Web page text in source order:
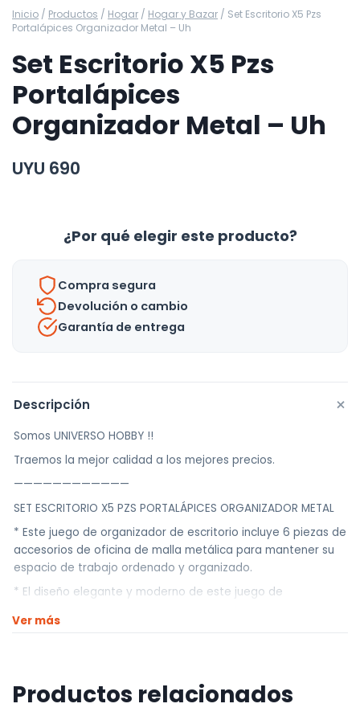
Inicio / Productos / Hogar / Hogar y Bazar / Set Escritorio X5 Pzs
Portalápices Organizador Metal – Uh
Set Escritorio X5 Pzs
Portalápices
Organizador Metal – Uh
UYU 690
¿Por qué elegir este producto?
Compra segura
Devolución o cambio
Garantía de entrega
Descripción +
Somos UNIVERSO HOBBY !!
Traemos la mejor calidad a los mejores precios.
————————————
SET ESCRITORIO X5 PZS PORTALÁPICES ORGANIZADOR METAL
* Este juego de organizador de escritorio incluye 6 piezas de
accesorios de oficina de malla metálica para mantener su
espacio de trabajo ordenado y organizado.
* El diseño elegante y moderno de este juego de
cualquier espacio de trabajo, mientras que la construcción
su alcance con este práctico y elegante juego de
organizador de escritorio.
Ver más
Productos relacionados